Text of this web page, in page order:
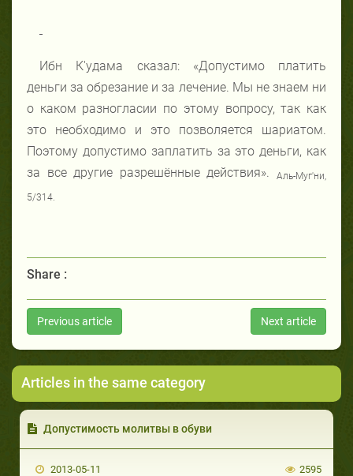
Ибн К'удама сказал: «Допустимо платить
деньги за обрезание и за лечение. Мы не знаем ни
о каком разногласии по этому вопросу, так как
это необходимо и это позволяется шариатом.
Поэтому допустимо заплатить за это деньги, как
за все другие разрешённые действия».
Аль-Муг'ни,
5/314.
Share :
Previous article Next article
Articles in the same category
Допустимость молитвы в обуви
2013-05-11 2595